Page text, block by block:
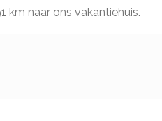
km naar ons vakantiehuis.